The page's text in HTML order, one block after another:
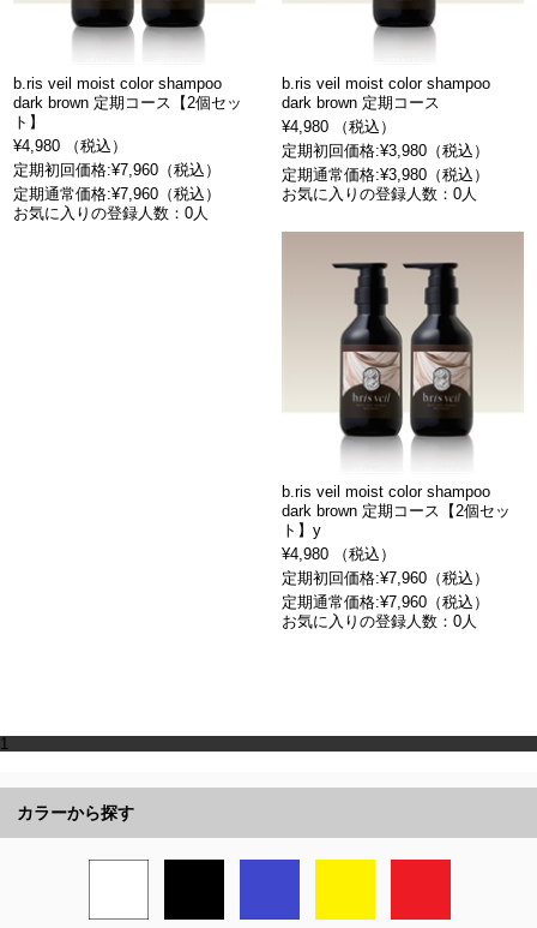
b.ris veil moist color shampoo
dark brown 定期コース【2個セッ
ト】
¥4,980 （税込）
定期初回価格:¥7,960（税込）
定期通常価格:¥7,960（税込）
お気に入りの登録人数：0人
b.ris veil moist color shampoo
dark brown 定期コース
¥4,980 （税込）
定期初回価格:¥3,980（税込）
定期通常価格:¥3,980（税込）
お気に入りの登録人数：0人
b.ris veil moist color shampoo
dark brown 定期コース【2個セッ
ト】y
¥4,980 （税込）
定期初回価格:¥7,960（税込）
定期通常価格:¥7,960（税込）
お気に入りの登録人数：0人
1
カラーから探す